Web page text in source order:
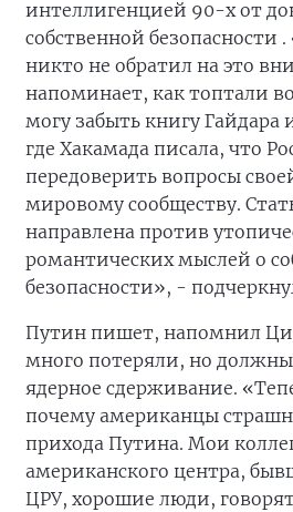
интеллигенцией 90-х от
собственной безопасности
никто не обратил на это
напоминает, как топтали
могу забыть книгу
где Хакамада писала, что
передоверить вопросы
мировому сообществу.
направлена против
романтических мыслей о
безопасности», -
Путин пишет, напомнил
много потеряли, но
ядерное сдерживание.
почему американцы
прихода Путина. Мои
американского центра,
ЦРУ, хорошие люди,